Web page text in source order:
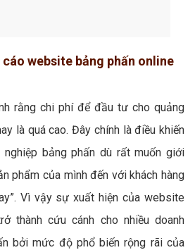
website bảng phấn online
rằng chi phí để đầu tư cho quảng
là quá cao. Đây chính là điều khiến
nghiệp bảng phấn dù rất muốn giới
phẩm của mình đến với khách hàng
Vì vậy sự xuất hiện của website
thành cứu cánh cho nhiều doanh
bởi mức độ phổ biến rộng rãi của